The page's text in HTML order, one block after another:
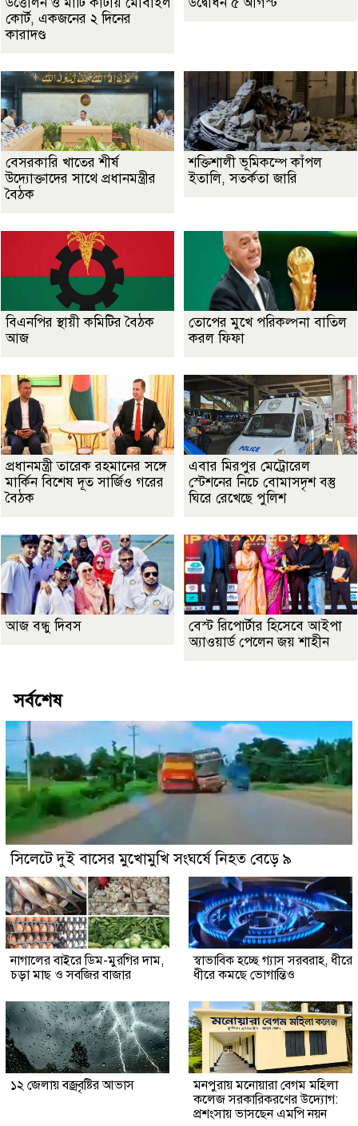
কোর্ট, একজনের ২ দিনের
কারাদণ্ড
বেসরকারি খাতের শীর্ষ
উদ্যোক্তাদের সাথে প্রধানমন্ত্রীর
বৈঠক
শক্তিশালী ভূমিকম্পে কাঁপল
ইতালি, সতর্কতা জারি
বিএনপির স্থায়ী কমিটির বৈঠক
আজ
তোপের মুখে পরিকল্পনা বাতিল
করল ফিফা
প্রধানমন্ত্রী তারেক রহমানের সঙ্গে
মার্কিন বিশেষ দূত সার্জিও গরের
বৈঠক
এবার মিরপুর মেট্রোরেল
স্টেশনের নিচে বোমাসদৃশ বস্তু
ঘিরে রেখেছে পুলিশ
আজ বন্ধু দিবস
বেস্ট রিপোর্টার হিসেবে আইপা
অ্যাওয়ার্ড পেলেন জয় শাহীন
সর্বশেষ
সিলেটে দুই বাসের মুখোমুখি সংঘর্ষে নিহত বেড়ে ৯
নাগালের বাইরে ডিম-মুরগির দাম,
চড়া মাছ ও সবজির বাজার
স্বাভাবিক হচ্ছে গ্যাস সরবরাহ, ধীরে
ধীরে কমছে ভোগান্তিও
১২ জেলায় বজ্রবৃষ্টির আভাস
মনপুরায় মনোয়ারা বেগম মহিলা
কলেজ সরকারিকরণের উদ্যোগ:
প্রশংসায় ভাসছেন এমপি নয়ন